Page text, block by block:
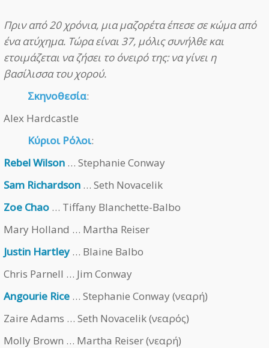
Πριν από 20 χρόνια, μια μαζορέτα έπεσε σε κώμα από
ένα ατύχημα. Τώρα είναι 37, μόλις συνήλθε και
ετοιμάζεται να ζήσει το όνειρό της: να γίνει η
βασίλισσα του χορού.
Σκηνοθεσία:
Alex Hardcastle
Κύριοι Ρόλοι:
Rebel Wilson … Stephanie Conway
Sam Richardson … Seth Novacelik
Zoe Chao … Tiffany Blanchette-Balbo
Mary Holland … Martha Reiser
Justin Hartley… Blaine Balbo
Chris Parnell … Jim Conway
Angourie Rice … Stephanie Conway (νεαρή)
Zaire Adams … Seth Novacelik (νεαρός)
Molly Brown … Martha Reiser (νεαρή)